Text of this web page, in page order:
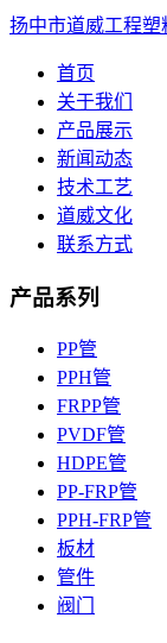
扬中市道威工程塑
首页
关于我们
产品展示
新闻动态
技术工艺
道威文化
联系方式
产品系列
PP管
PPH管
FRPP管
PVDF管
HDPE管
PP-FRP管
PPH-FRP管
板材
管件
阀门